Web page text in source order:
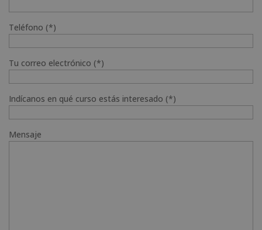
Teléfono (*)
Tu correo electrónico (*)
Indícanos en qué curso estás interesado (*)
Mensaje